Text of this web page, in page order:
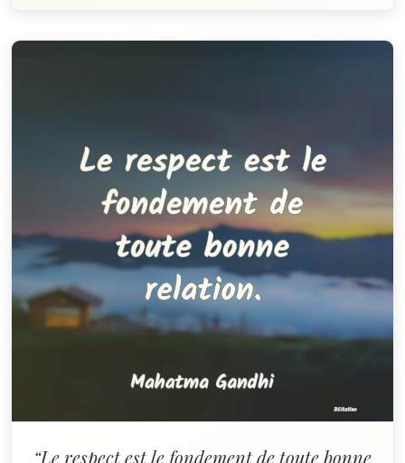
“Le respect est le fondement de toute bonne